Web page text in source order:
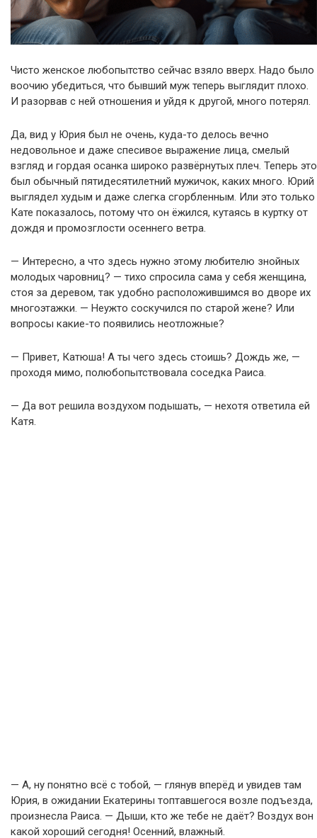
Чисто женское любопытство сейчас взяло вверх. Надо было
воочию убедиться, что бывший муж теперь выглядит плохо.
И разорвав с ней отношения и уйдя к другой, много потерял.
Да, вид у Юрия был не очень, куда-то делось вечно
недовольное и даже спесивое выражение лица, смелый
взгляд и гордая осанка широко развёрнутых плеч. Теперь это
был обычный пятидесятилетний мужичок, каких много. Юрий
выглядел худым и даже слегка сгорбленным. Или это только
Кате показалось, потому что он ёжился, кутаясь в куртку от
дождя и промозглости осеннего ветра.
— Интересно, а что здесь нужно этому любителю знойных
молодых чаровниц? — тихо спросила сама у себя женщина,
стоя за деревом, так удобно расположившимся во дворе их
многоэтажки. — Неужто соскучился по старой жене? Или
вопросы какие-то появились неотложные?
— Привет, Катюша! А ты чего здесь стоишь? Дождь же, —
проходя мимо, полюбопытствовала соседка Раиса.
— Да вот решила воздухом подышать, — нехотя ответила ей
Катя.
— А, ну понятно всё с тобой, — глянув вперёд и увидев там
Юрия, в ожидании Екатерины топтавшегося возле подъезда,
произнесла Раиса. — Дыши, кто же тебе не даёт? Воздух вон
какой хороший сегодня! Осенний, влажный.